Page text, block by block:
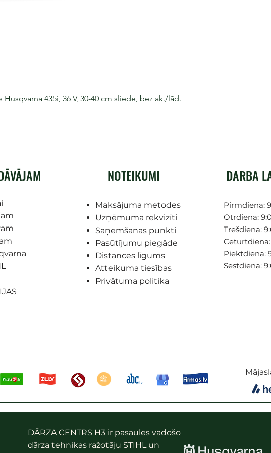
435i, 36 V, 30-40 cm sliede, bez ak./lād.
NOTEIKUMI
Maksājuma metodes
Uzņēmuma rekvizīti
Saņemšanas punkti
Pasūtījumu piegāde
Distances līgums
Atteikuma tiesības
Privātuma politika
DARBA
Pirmdiena:
Otrdiena:
Trešdiena:
Ceturtdiena:
Piektdiena:
Sestdiena:
DĀRZA CENTRS H3 ir pasaules vadošo
dārza tehnikas ražotāju STIHL un